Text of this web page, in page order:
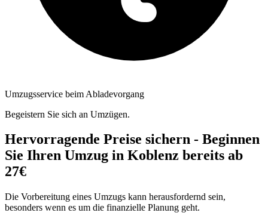
Umzugsservice beim Abladevorgang
Begeistern Sie sich an Umzügen.
Hervorragende Preise sichern - Beginnen
Sie Ihren Umzug in Koblenz bereits ab
27€
Die Vorbereitung eines Umzugs kann herausfordernd sein,
besonders wenn es um die finanzielle Planung geht.